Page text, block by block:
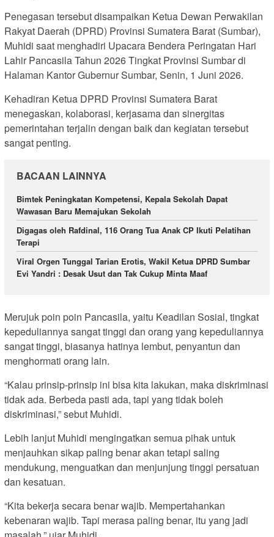
Penegasan tersebut disampaikan Ketua Dewan Perwakilan
Rakyat Daerah (DPRD) Provinsi Sumatera Barat (Sumbar),
Muhidi saat menghadiri Upacara Bendera Peringatan Hari
Lahir Pancasila Tahun 2026 Tingkat Provinsi Sumbar di
Halaman Kantor Gubernur Sumbar, Senin, 1 Juni 2026.
Kehadiran Ketua DPRD Provinsi Sumatera Barat
menegaskan, kolaborasi, kerjasama dan sinergitas
pemerintahan terjalin dengan baik dan kegiatan tersebut
sangat penting.
BACAAN LAINNYA
Bimtek Peningkatan Kompetensi, Kepala Sekolah Dapat
Wawasan Baru Memajukan Sekolah
Digagas oleh Rafdinal, 116 Orang Tua Anak CP Ikuti Pelatihan
Terapi
Viral Orgen Tunggal Tarian Erotis, Wakil Ketua DPRD Sumbar
Evi Yandri : Desak Usut dan Tak Cukup Minta Maaf
Merujuk poin poin Pancasila, yaitu Keadilan Sosial, tingkat
kepeduliannya sangat tinggi dan orang yang kepeduliannya
sangat tinggi, biasanya hatinya lembut, penyantun dan
menghormati orang lain.
“Kalau prinsip-prinsip ini bisa kita lakukan, maka diskriminasi
tidak ada. Berbeda pasti ada, tapi yang tidak boleh
diskriminasi,” sebut Muhidi.
Lebih lanjut Muhidi mengingatkan semua pihak untuk
menjauhkan sikap paling benar akan tetapi saling
mendukung, menguatkan dan menjunjung tinggi persatuan
dan kesatuan.
“Kita bekerja secara benar wajib. Mempertahankan
kebenaran wajib. Tapi merasa paling benar, itu yang jadi